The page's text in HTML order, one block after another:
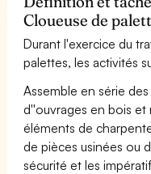
Cloueuse de
Durant l'exercice du
palettes, les activités
Assemble en série
d''ouvrages en bois et
éléments de
de pièces usinées ou
sécurité et les